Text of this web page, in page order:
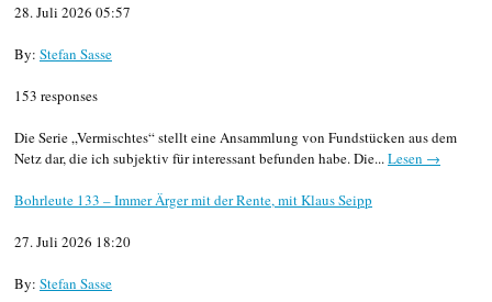
28. Juli 2026 05:57
By: Stefan Sasse
153 responses
Die Serie „Vermischtes“ stellt eine Ansammlung von Fundstücken aus dem
Netz dar, die ich subjektiv für interessant befunden habe. Die... Lesen →
Bohrleute 133 – Immer Ärger mit der Rente, mit Klaus Seipp
27. Juli 2026 18:20
By: Stefan Sasse